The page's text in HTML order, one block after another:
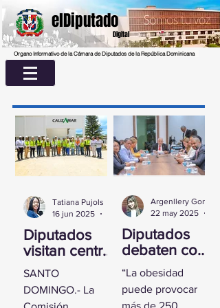
elDiputado
Digital
Organo Informativo de la Cámara de Diputados de la República Dominicana
Diputados
visitan centro
UASD La
Romana para
conocer
SANTO
DOMINGO.- La
Tatiana Pujols
16 jun 2025
Diputados
debaten con
experta
sobre la
obesidad
“La obesidad
puede provocar
más de 250
22 may 2025